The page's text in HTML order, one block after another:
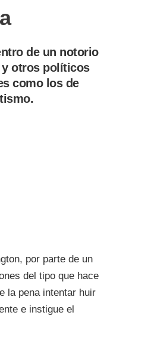
de un notorio
y otros políticos
como los de
por parte de un
del tipo que hace
la pena intentar huir
e instigue el